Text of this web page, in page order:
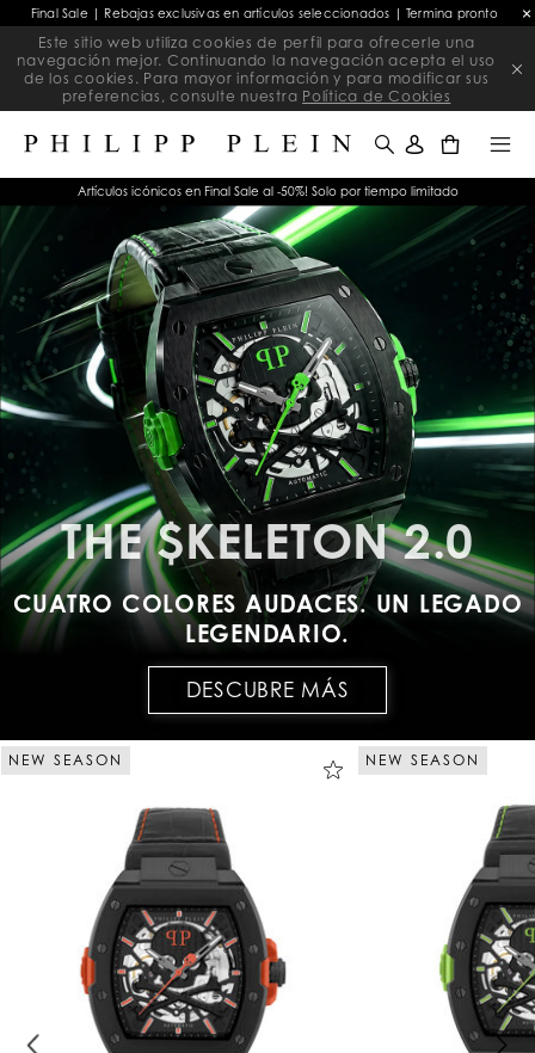
Final Sale | Rebajas exclusivas en artículos seleccionados | Termina pronto
Este sitio web utiliza cookies de perfil para ofrecerle una
navegación mejor. Continuando la navegación acepta el uso
de los cookies. Para mayor información y para modificar sus
preferencias, consulte nuestra Política de Cookies
Artículos icónicos en Final Sale al -50%! Solo por tiempo limitado
THE $KELETON 2.0
CUATRO COLORES AUDACES. UN LEGADO
LEGENDARIO.
DESCUBRE MÁS
NEW SEASON NEW SEASON